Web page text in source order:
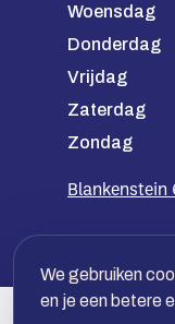
Woensdag
Donderdag
Vrijdag
Zaterdag
Zondag
Blankenstein
We gebruiken
en je een betere